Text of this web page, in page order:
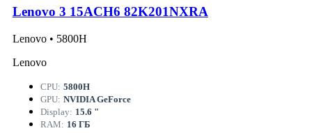
Lenovo 3 15ACH6 82K201NXRA
Lenovo • 5800H
Lenovo
CPU: 5800H
GPU: NVIDIA GeForce
Display: 15.6 "
RAM: 16 ГБ